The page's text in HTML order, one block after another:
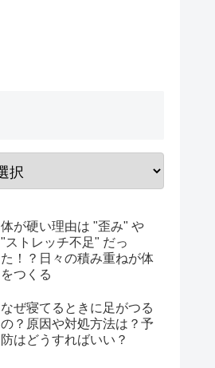
体が硬い理由は "歪み" や
"ストレッチ不足" だっ
た！？日々の積み重ねが体
をつくる
なぜ寝てるときに足がつる
の？原因や対処方法は？予
防はどうすればいい？